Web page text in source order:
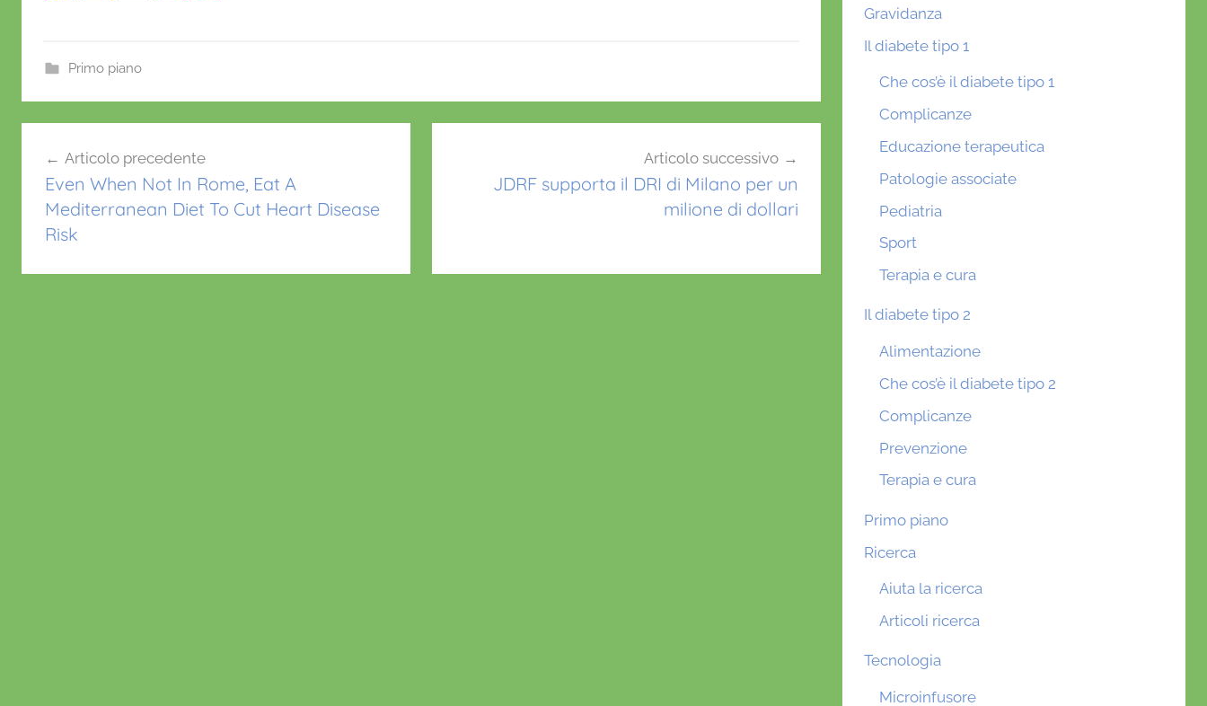
e
b
o
o
k
er
A
p
p
st
Primo piano
articoli
Articolo precedente
Even When Not In Rome, Eat A
Mediterranean Diet To Cut Heart Disease
Risk
Articolo successivo
JDRF supporta il DRI di Milano per un
milione di dollari
Gravidanza
Il diabete tipo 1
Che cos’è il diabete tipo 1
Complicanze
Educazione terapeutica
Patologie associate
Pediatria
Sport
Terapia e cura
Il diabete tipo 2
Alimentazione
Che cos’è il diabete tipo 2
Complicanze
Prevenzione
Terapia e cura
Primo piano
Ricerca
Aiuta la ricerca
Articoli ricerca
Tecnologia
Microinfusore